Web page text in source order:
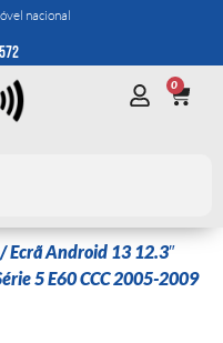
nacional
0
/ Ecrã Android 13 12.3″
5 E60 CCC 2005-2009